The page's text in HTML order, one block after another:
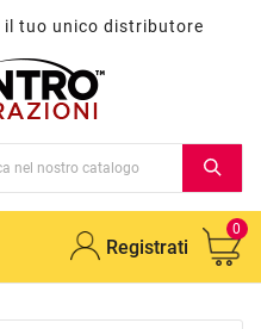
tuo unico distributore
Registrati
0